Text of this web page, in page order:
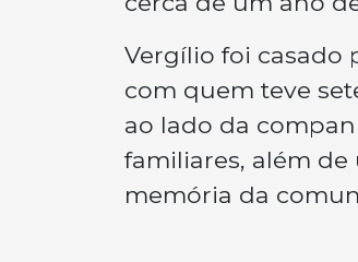
Vergílio foi casado
com quem teve
ao lado da
familiares, além
memória da